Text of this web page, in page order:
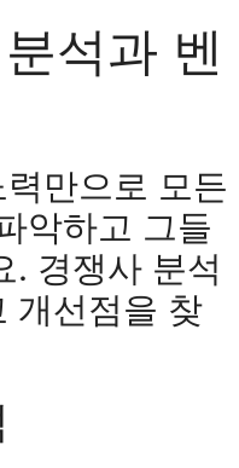
석과 벤
만으로 모든
악하고 그들
. 경쟁사 분석
개선점을 찾